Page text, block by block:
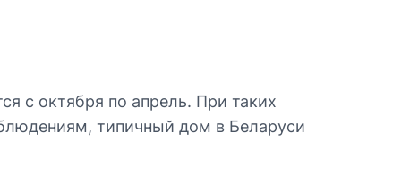
с октября по апрель. При таких
типичный дом в Беларуси